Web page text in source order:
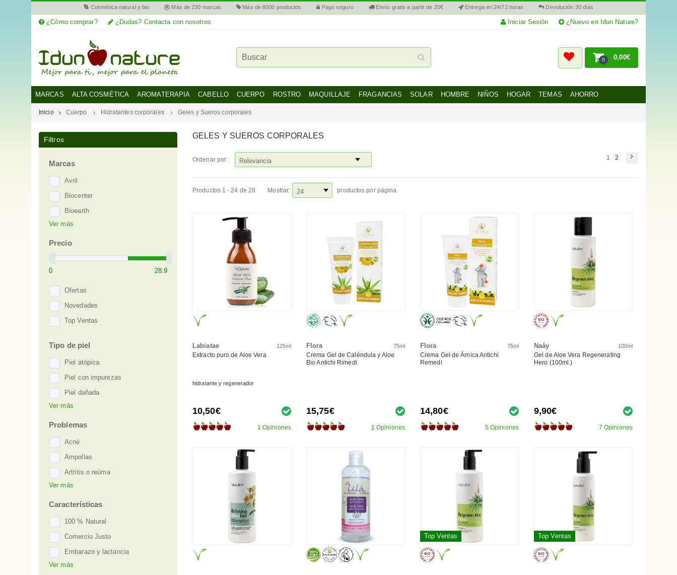
MARCAS
Cosmética natural y bio Más de 230 marcas Más de 8000 productos Pago seguro Envío gratis a partir de 20€ Entrega en 24/72 horas Devolución 30 días
¿Cómo comprar? ¿Dudas? Contacta con nosotros Iniciar Sesión ¿Nuevo en Idun Nature?
0 0,00€
MARCAS ALTA COSMÉTICA AROMATERAPIA CABELLO CUERPO ROSTRO MAQUILLAJE FRAGANCIAS SOLAR HOMBRE NIÑOS HOGAR TEMAS AHORRO
Inicio Cuerpo Hidratantes corporales Geles y Sueros corporales
Filtros
Marcas
Avril
Biocenter
Bioearth
Earth·Line
Flora
Florame
Labiatae
LaSaponaria
Lilà Cosmètics
Natessance
NaturaBIO Cosmetics
Urtekram
Ver más
Precio
Ofertas
Novedades
Top Ventas
Tipo de piel
Piel atópica
Piel con impurezas
Piel dañada
Piel deshidratada
Piel grasa
Piel irritada
Piel joven
Piel mixta
Piel normal
Ver más
Problemas
Acné
Ampollas
Artritis o reúma
Celulitis
Cicatrices
Cuero cabelludo irritado o sensible
Dermatitis o eczema
Dolores de cabeza
Envejecimiento
Ver más
Características
100 % Natural
Comercio Justo
Embarazo y lactancia
Hipoalergénico
Ver más
GELES Y SUEROS CORPORALES
Ordenar por: 1 2
Productos 1 - 24 de 28 Mostrar: productos por página
Labiatae 125ml
Extracto puro de Aloe Vera
hidratante y regenerador
10,50€
1 Opiniones
Flora 75ml
Crema Gel de Caléndula y Aloe
Bio Antichi Rimedi
15,75€
1 Opiniones
Flora 75ml
Crema Gel de Árnica Antichi
Remedi
14,80€
5 Opiniones
Naáy 100ml
Gel de Aloe Vera Regenerating
Hero (100ml.)
9,90€
7 Opiniones
Top Ventas Top Ventas